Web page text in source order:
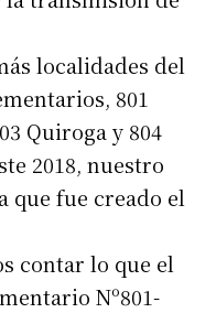
localidades del
801
Quiroga y 804
2018, nuestro
que fue creado el
contar lo que el
Nº801-